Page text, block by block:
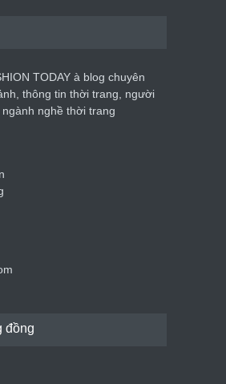
Mẫu áo khoác đẹp cho phụ
nữ 40+
TODAY à blog chuyên
thông tin thời trang, người
nghề thời trang
đồng